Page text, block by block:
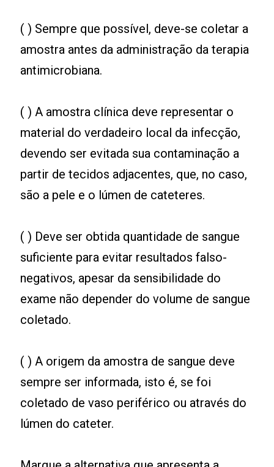
( ) Sempre que possível, deve-se coletar a
amostra antes da administração da terapia
antimicrobiana.
( ) A amostra clínica deve representar o
material do verdadeiro local da infecção,
devendo ser evitada sua contaminação a
partir de tecidos adjacentes, que, no caso,
são a pele e o lúmen de cateteres.
( ) Deve ser obtida quantidade de sangue
suficiente para evitar resultados falso-
negativos, apesar da sensibilidade do
exame não depender do volume de sangue
coletado.
( ) A origem da amostra de sangue deve
sempre ser informada, isto é, se foi
coletado de vaso periférico ou através do
lúmen do cateter.